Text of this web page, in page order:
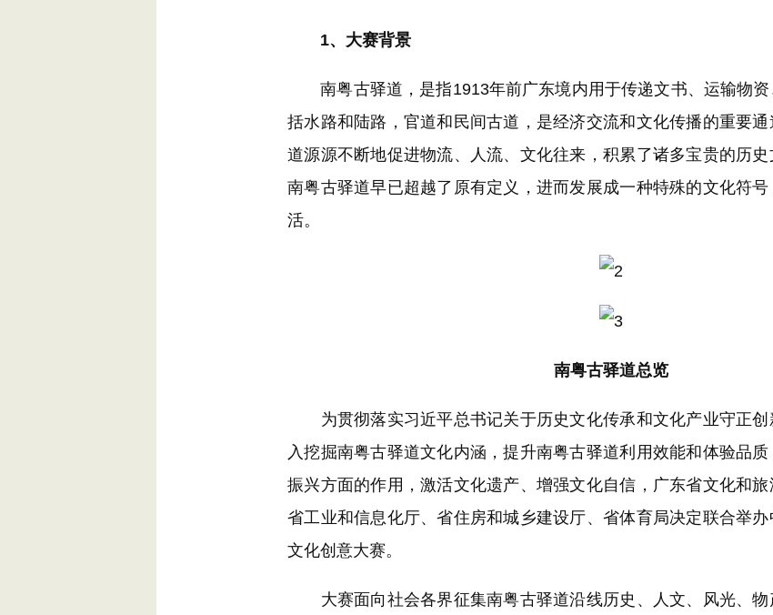
1、大赛背景
南粤古驿道，是指1913年前广东境内用于传递文书、运输物资
括水路和陆路，官道和民间古道，是经济交流和文化传播的重要
道源源不断地促进物流、人流、文化往来，积累了诸多宝贵的历史
南粤古驿道早已超越了原有定义，进而发展成一种特殊的文化符
活。
南粤古驿道总览
为贯彻落实习近平总书记关于历史文化传承和文化产业守正创
入挖掘南粤古驿道文化内涵，提升南粤古驿道利用效能和体验品
振兴方面的作用，激活文化遗产、增强文化自信，广东省文化和旅
省工业和信息化厅、省住房和城乡建设厅、省体育局决定联合举
文化创意大赛。
大赛面向社会各界征集南粤古驿道沿线历史、人文、风光、物